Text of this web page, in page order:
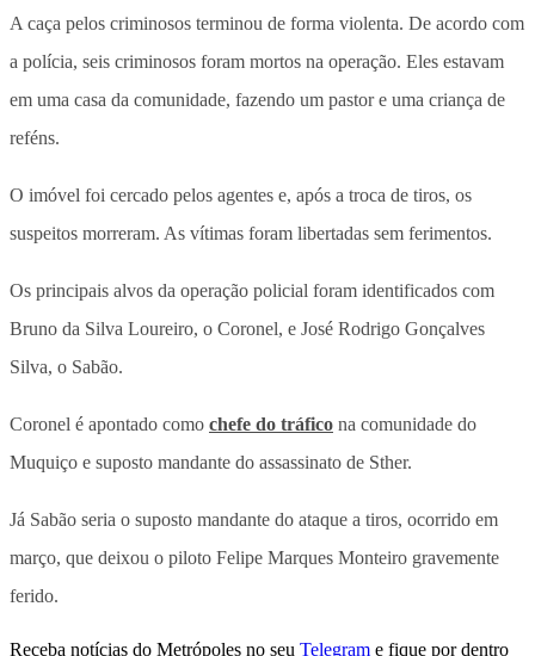
A caça pelos criminosos terminou de forma violenta. De acordo com
a polícia, seis criminosos foram mortos na operação. Eles estavam
em uma casa da comunidade, fazendo um pastor e uma criança de
reféns.
O imóvel foi cercado pelos agentes e, após a troca de tiros, os
suspeitos morreram. As vítimas foram libertadas sem ferimentos.
Os principais alvos da operação policial foram identificados com
Bruno da Silva Loureiro, o Coronel, e José Rodrigo Gonçalves
Silva, o Sabão.
Coronel é apontado como chefe do tráfico na comunidade do
Muquiço e suposto mandante do assassinato de Sther.
Já Sabão seria o suposto mandante do ataque a tiros, ocorrido em
março, que deixou o piloto Felipe Marques Monteiro gravemente
ferido.
Receba notícias do Metrópoles no seu Telegram e fique por dentro